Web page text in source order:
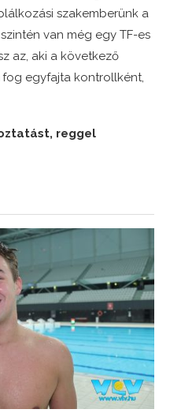
szakemberünk a
van még egy TF-es
az, aki a következő
fog egyfajta kontrollként,
reggel